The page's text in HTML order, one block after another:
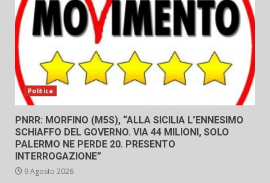
Politica
PNRR: MORFINO (M5S), “ALLA SICILIA L’ENNESIMO
SCHIAFFO DEL GOVERNO. VIA 44 MILIONI, SOLO
PALERMO NE PERDE 20. PRESENTO
INTERROGAZIONE”
9 Agosto 2026